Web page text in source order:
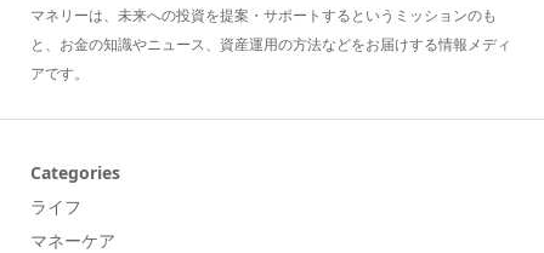
マネリーは、未来への投資を提案・サポートするというミッションのも
と、お金の知識やニュース、資産運用の方法などをお届けする情報メディ
アです。
Categories
ライフ
マネーケア